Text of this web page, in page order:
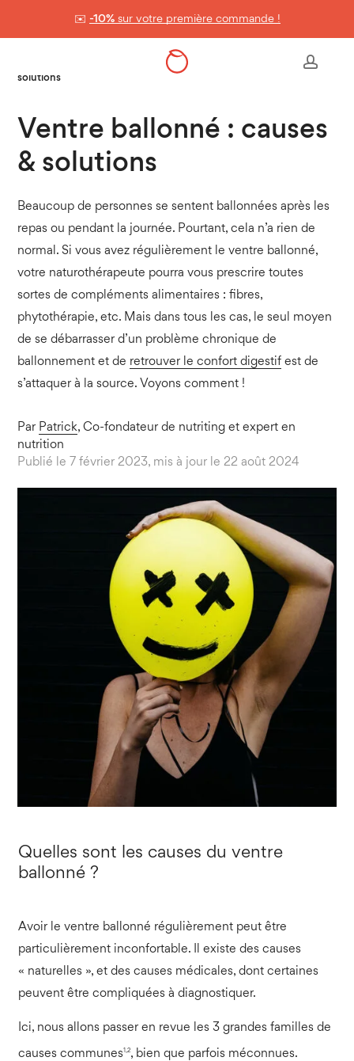
content
✉️ -10%sur votre première commande !
Panier
Nos conseils & astuces
Ventre ballonné : causes &
solutions
Ventre ballonné : causes
& solutions
Beaucoup de personnes se sentent ballonnées après les
repas ou pendant la journée. Pourtant, cela n’a rien de
normal. Si vous avez régulièrement le ventre ballonné,
votre naturothérapeute pourra vous prescrire toutes
sortes de compléments alimentaires : fibres,
phytothérapie, etc. Mais dans tous les cas, le seul moyen
de se débarrasser d’un problème chronique de
ballonnement et de retrouver le confort digestif est de
s’attaquer à la source. Voyons comment !
Par Patrick, Co-fondateur de nutriting et expert en
nutrition
Publié le 7 février 2023, mis à jour le 22 août 2024
Quelles sont les causes du ventre
ballonné ?
Avoir le ventre ballonné régulièrement peut être
particulièrement inconfortable. Il existe des causes
« naturelles », et des causes médicales, dont certaines
peuvent être compliquées à diagnostiquer.
Ici, nous allons passer en revue les 3 grandes familles de
causes communes1,2, bien que parfois méconnues.